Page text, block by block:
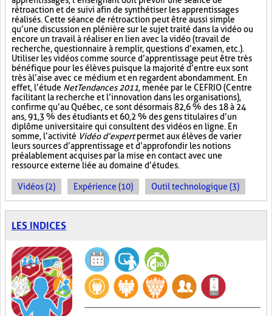
rétroaction et de suivi afin de synthétiser les apprentissages
réalisés. Cette séance de rétroaction peut être aussi simple
qu’une discussion en plénière sur le sujet traité dans la vidéo ou
encore un travail à réaliser en lien avec la vidéo (travail de
recherche, questionnaire à remplir, questions d’examen, etc.).
Utiliser les vidéos comme source d’apprentissage peut être très
bénéfique pour les élèves puisque la majorité d’entre eux sont
très à l’aise avec ce médium et en regardent abondamment. En
effet, l’étude NetTendances 2011, menée par le CEFRIO (Centre
facilitant la recherche et l’innovation dans les organisations),
confirme qu’au Québec, ce sont désormais 82,6 % des 18 à 24
ans, 91,3 % des étudiants et 60,2 % des gens titulaires d’un
diplôme universitaire qui consultent des vidéos en ligne. En
somme, l’activité Vidéo d’expertpermet aux élèves de varier
leurs sources d’apprentissage et d’approfondir les notions
préalablement acquises par la mise en contact avec une
ressource externe liée au domaine d’études.
Vidéos (2) Expérience (10) Outil technologique (3)
LES INDICES